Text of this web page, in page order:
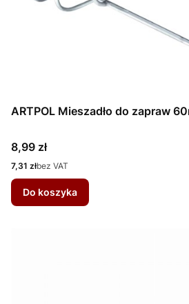
ARTPOL Mieszadło do zapraw
Cena
8,99 zł
Cena
7,31 złbez VAT
Do koszyka